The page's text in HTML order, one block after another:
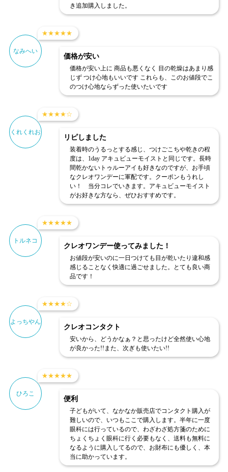
き追加購入しました。
★★★★★
なみへい
価格が安い
価格が安い上に 商品も悪くなく 目の乾燥はあまり感
じず つけ心地もいいです これらも、このお値段でこ
のつけ心地ならずった使いたいです
★★★★☆
くれくれお
リピしました
装着時のうるっとする感じ、つけごこちや乾きの程
度は、1day アキュビューモイストと同じです。長時
間乾かないトゥルーアイも好きなのですが、お手頃
なクレオワンデーに軍配です。クーポンもうれし
い！ 当分コレでいきます。アキュビューモイスト
がお好きな方なら、ぜひおすすめです。
★★★★★
トルネコ
クレオワンデー使ってみました！
お値段が安いのに一日つけても目が乾いたり違和感
感じることなく快適に過ごせました。とても良い商
品です！
★★★★☆
よっちやん
クレオコンタクト
安いから、どうかなぁ？と思ったけど全然使い心地
が良かった!!また、次ぎも使いたい!!
★★★★★
ひろこ
便利
子どもがいて、なかなか販売店でコンタクト購入が
難しいので、いつもここで購入します。半年に一度
眼科には行っているので、わざわざ処方箋のために
ちょくちょく眼科に行く必要もなく、送料も無料に
なるように購入してるので、お財布にも優しく、本
当に助かっています。